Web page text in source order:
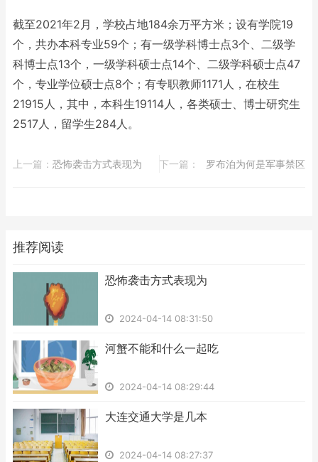
截至2021年2月，学校占地184余万平方米；设有学院19
个，共办本科专业59个；有一级学科博士点3个、二级学
科博士点13个，一级学科硕士点14个、二级学科硕士点47
个，专业学位硕士点8个；有专职教师1171人，在校生
21915人，其中，本科生19114人，各类硕士、博士研究生
2517人，留学生284人。
上一篇： ​恐怖袭击方式表现为 下一篇： ​罗布泊为何是军事禁区
推荐阅读
​恐怖袭击方式表现为
2024-04-14 08:31:50
​河蟹不能和什么一起吃
2024-04-14 08:29:44
​大连交通大学是几本
2024-04-14 08:27:37